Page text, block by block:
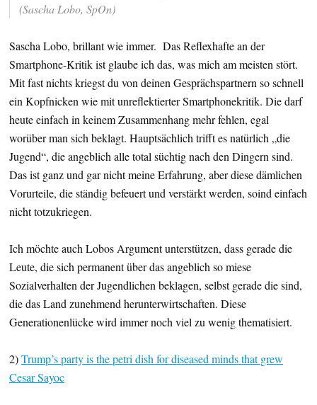
(Sascha Lobo, SpOn)
Sascha Lobo, brillant wie immer. Das Reflexhafte an der
Smartphone-Kritik ist glaube ich das, was mich am meisten stört.
Mit fast nichts kriegst du von deinen Gesprächspartnern so schnell
ein Kopfnicken wie mit unreflektierter Smartphonekritik. Die darf
heute einfach in keinem Zusammenhang mehr fehlen, egal
worüber man sich beklagt. Hauptsächlich trifft es natürlich „die
Jugend“, die angeblich alle total süchtig nach den Dingern sind.
Das ist ganz und gar nicht meine Erfahrung, aber diese dämlichen
Vorurteile, die ständig befeuert und verstärkt werden, soind einfach
nicht totzukriegen.
Ich möchte auch Lobos Argument unterstützen, dass gerade die
Leute, die sich permanent über das angeblich so miese
Sozialverhalten der Jugendlichen beklagen, selbst gerade die sind,
die das Land zunehmend herunterwirtschaften. Diese
Generationenlücke wird immer noch viel zu wenig thematisiert.
2)Trump’s party is the petri dish for diseased minds that grew
Cesar Sayoc